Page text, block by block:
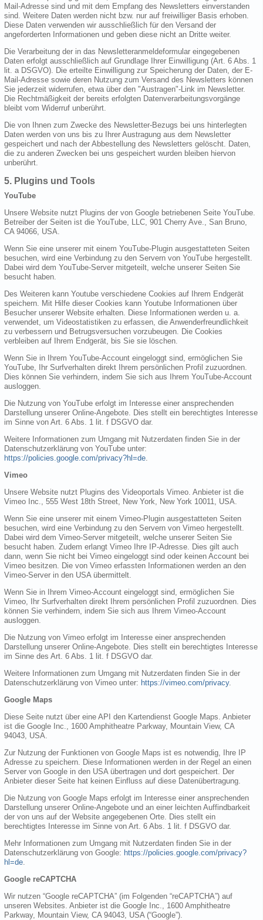
Mail-Adresse sind und mit dem Empfang des Newsletters einverstanden
sind. Weitere Daten werden nicht bzw. nur auf freiwilliger Basis erhoben.
Diese Daten verwenden wir ausschließlich für den Versand der
angeforderten Informationen und geben diese nicht an Dritte weiter.
Die Verarbeitung der in das Newsletteranmeldeformular eingegebenen
Daten erfolgt ausschließlich auf Grundlage Ihrer Einwilligung (Art. 6 Abs. 1
lit. a DSGVO). Die erteilte Einwilligung zur Speicherung der Daten, der E-
Mail-Adresse sowie deren Nutzung zum Versand des Newsletters können
Sie jederzeit widerrufen, etwa über den "Austragen"-Link im Newsletter.
Die Rechtmäßigkeit der bereits erfolgten Datenverarbeitungsvorgänge
bleibt vom Widerruf unberührt.
Die von Ihnen zum Zwecke des Newsletter-Bezugs bei uns hinterlegten
Daten werden von uns bis zu Ihrer Austragung aus dem Newsletter
gespeichert und nach der Abbestellung des Newsletters gelöscht. Daten,
die zu anderen Zwecken bei uns gespeichert wurden bleiben hiervon
unberührt.
5. Plugins und Tools
YouTube
Unsere Website nutzt Plugins der von Google betriebenen Seite YouTube.
Betreiber der Seiten ist die YouTube, LLC, 901 Cherry Ave., San Bruno,
CA 94066, USA.
Wenn Sie eine unserer mit einem YouTube-Plugin ausgestatteten Seiten
besuchen, wird eine Verbindung zu den Servern von YouTube hergestellt.
Dabei wird dem YouTube-Server mitgeteilt, welche unserer Seiten Sie
besucht haben.
Des Weiteren kann Youtube verschiedene Cookies auf Ihrem Endgerät
speichern. Mit Hilfe dieser Cookies kann Youtube Informationen über
Besucher unserer Website erhalten. Diese Informationen werden u. a.
verwendet, um Videostatistiken zu erfassen, die Anwenderfreundlichkeit
zu verbessern und Betrugsversuchen vorzubeugen. Die Cookies
verbleiben auf Ihrem Endgerät, bis Sie sie löschen.
Wenn Sie in Ihrem YouTube-Account eingeloggt sind, ermöglichen Sie
YouTube, Ihr Surfverhalten direkt Ihrem persönlichen Profil zuzuordnen.
Dies können Sie verhindern, indem Sie sich aus Ihrem YouTube-Account
ausloggen.
Die Nutzung von YouTube erfolgt im Interesse einer ansprechenden
Darstellung unserer Online-Angebote. Dies stellt ein berechtigtes Interesse
im Sinne von Art. 6 Abs. 1 lit. f DSGVO dar.
Weitere Informationen zum Umgang mit Nutzerdaten finden Sie in der
Datenschutzerklärung von YouTube unter:
https://policies.google.com/privacy?hl=de
Vimeo
Unsere Website nutzt Plugins des Videoportals Vimeo. Anbieter ist die
Vimeo Inc., 555 West 18th Street, New York, New York 10011, USA.
Wenn Sie eine unserer mit einem Vimeo-Plugin ausgestatteten Seiten
besuchen, wird eine Verbindung zu den Servern von Vimeo hergestellt.
Dabei wird dem Vimeo-Server mitgeteilt, welche unserer Seiten Sie
besucht haben. Zudem erlangt Vimeo Ihre IP-Adresse. Dies gilt auch
dann, wenn Sie nicht bei Vimeo eingeloggt sind oder keinen Account bei
Vimeo besitzen. Die von Vimeo erfassten Informationen werden an den
Vimeo-Server in den USA übermittelt.
Wenn Sie in Ihrem Vimeo-Account eingeloggt sind, ermöglichen Sie
Vimeo, Ihr Surfverhalten direkt Ihrem persönlichen Profil zuzuordnen. Dies
können Sie verhindern, indem Sie sich aus Ihrem Vimeo-Account
ausloggen.
Die Nutzung von Vimeo erfolgt im Interesse einer ansprechenden
Darstellung unserer Online-Angebote. Dies stellt ein berechtigtes Interesse
im Sinne des Art. 6 Abs. 1 lit. f DSGVO dar.
Weitere Informationen zum Umgang mit Nutzerdaten finden Sie in der
Datenschutzerklärung von Vimeo unter: https://vimeo.com/privacy.
Google Maps
Diese Seite nutzt über eine API den Kartendienst Google Maps. Anbieter
ist die Google Inc., 1600 Amphitheatre Parkway, Mountain View, CA
94043, USA.
Zur Nutzung der Funktionen von Google Maps ist es notwendig, Ihre IP
Adresse zu speichern. Diese Informationen werden in der Regel an einen
Server von Google in den USA übertragen und dort gespeichert. Der
Anbieter dieser Seite hat keinen Einfluss auf diese Datenübertragung.
Die Nutzung von Google Maps erfolgt im Interesse einer ansprechenden
Darstellung unserer Online-Angebote und an einer leichten Auffindbarkeit
der von uns auf der Website angegebenen Orte. Dies stellt ein
berechtigtes Interesse im Sinne von Art. 6 Abs. 1 lit. f DSGVO dar.
Mehr Informationen zum Umgang mit Nutzerdaten finden Sie in der
Datenschutzerklärung von Google: https://policies.google.com/privacy?
hl=de
Google reCAPTCHA
Wir nutzen “Google reCAPTCHA” (im Folgenden “reCAPTCHA”) auf
unseren Websites. Anbieter ist die Google Inc., 1600 Amphitheatre
Parkway, Mountain View, CA 94043, USA (“Google”).